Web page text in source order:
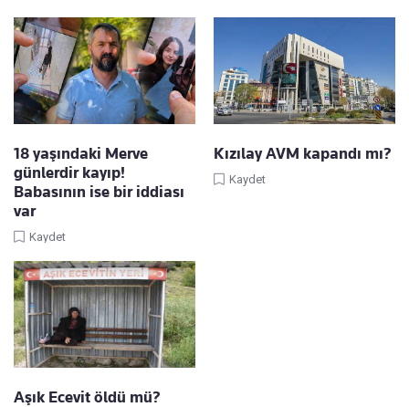
18 yaşındaki Merve
günlerdir kayıp!
Babasının ise bir iddiası
var
Kaydet
Kızılay AVM kapandı mı?
Kaydet
Aşık Ecevit öldü mü?